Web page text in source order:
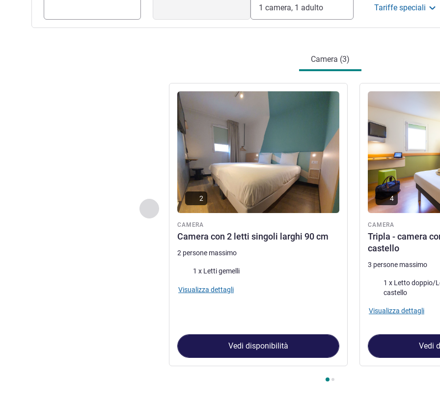
CHRISTOPHE BEEUWSAERT, Gestione hotel1 camera, 1 adulto Tariffe speciali
Camera (3)
Precedente - Camera
CAMERA
Camera con 2 letti singoli larghi 90 cm
Visualizza dettagli
2
2 persone massimo
Biancheria da letto
1 x Letti gemelli
Visualizza dettagli
Vedi disponibilità
CAMERA
Tripla - camera
castello
Visualizza dettagli
4
3 persone massimo
Biancheria da letto
1 x Letto doppio/Letti
castello
Visualizza dettagli
Vedi